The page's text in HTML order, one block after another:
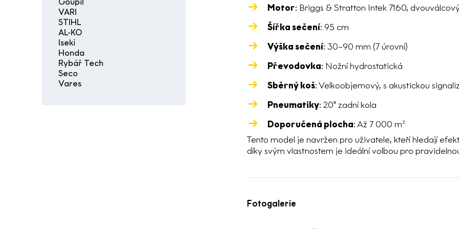
VARI
STIHL
AL-KO
Iseki
Honda
Rybář Tech
Seco
Vares
Motor: Briggs & Stratton Intek 7160,
Šířka sečení: 95 cm
Výška sečení: 30–90 mm (7 úrovní)
Převodovka: Nožní hydrostatická
Sběrný koš: Velkoobjemový, s akustickou
Pneumatiky: 20" zadní kola
Doporučená plocha: Až 7 000 m²
Tento model je navržen pro uživatele, kteří hledají
díky svým vlastnostem je ideální volbou pro
Fotogalerie